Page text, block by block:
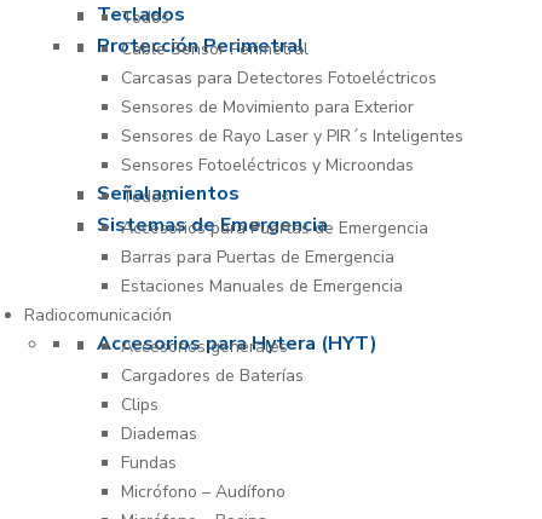
Teclados
Todos
Protección Perimetral
Cable Sensor Perimetral
Carcasas para Detectores Fotoeléctricos
Sensores de Movimiento para Exterior
Sensores de Rayo Laser y PIR´s Inteligentes
Sensores Fotoeléctricos y Microondas
Señalamientos
Todos
Sistemas de Emergencia
Accesorios para Puertas de Emergencia
Barras para Puertas de Emergencia
Estaciones Manuales de Emergencia
Radiocomunicación
Accesorios para Hytera (HYT)
Accesorios generales
Cargadores de Baterías
Clips
Diademas
Fundas
Micrófono – Audífono